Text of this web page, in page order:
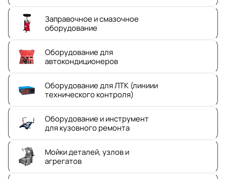
Заправочное и смазочное
оборудование
Оборудование для
автокондиционеров
Оборудование для ЛТК (линиии
технического контроля)
Оборудование и инструмент
для кузовного ремонта
Мойки деталей, узлов и
агрегатов